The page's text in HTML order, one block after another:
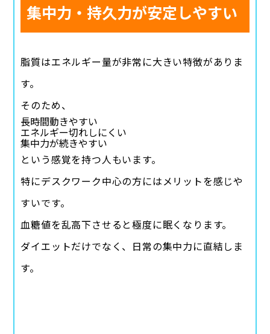
集中力・持久力が安定しやすい
脂質はエネルギー量が非常に大きい特徴がありま
す。
そのため、
長時間動きやすい
エネルギー切れしにくい
集中力が続きやすい
という感覚を持つ人もいます。
特にデスクワーク中心の方にはメリットを感じや
すいです。
血糖値を乱高下させると極度に眠くなります。
ダイエットだけでなく、日常の集中力に直結しま
す。